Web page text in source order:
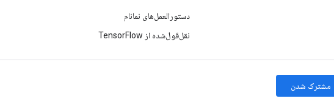
دستورالعمل‌های نمانام
نقل‌قول‌شده از TensorFlow
مشترک شدن